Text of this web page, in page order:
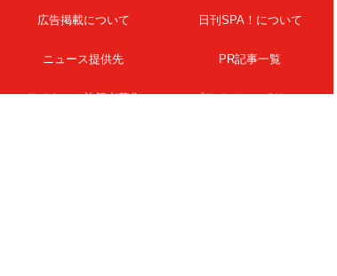
広告掲載について 日刊SPA！について
ニュース提供先 PR記事一覧
ライター・執筆者募集 プライバシーポリシー